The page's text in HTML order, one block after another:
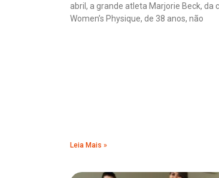
abril, a grande atleta Marjorie Beck, da
Women’s Physique, de 38 anos, não
Leia Mais »